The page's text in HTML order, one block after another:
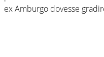
ex Amburgo dovesse